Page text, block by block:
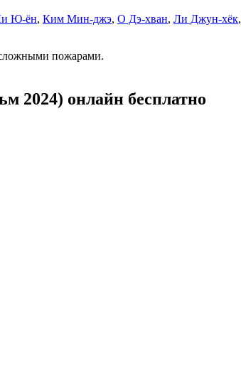
Ю-ён, Ким Мин-джэ, О Дэ-хван, Ли Джун-хёк,
пожарами.
2024) онлайн бесплатно